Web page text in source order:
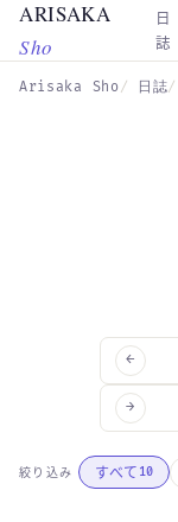
Skip to main content
ARISAKA
Sho
日
誌
Arisaka Sho 日誌
←
→
絞り込み すべて 10